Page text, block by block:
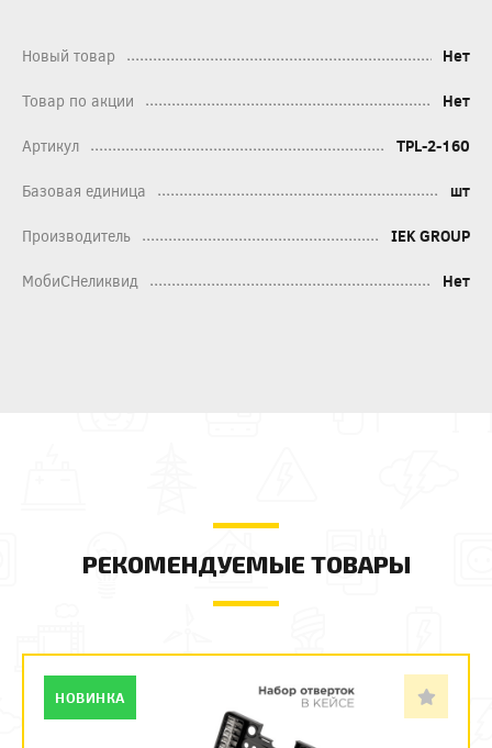
Новый товар Нет
Товар по акции Нет
Артикул TPL-2-160
Базовая единица шт
Производитель IEK GROUP
МобиСНеликвид Нет
РЕКОМЕНДУЕМЫЕ ТОВАРЫ
НОВИНКА